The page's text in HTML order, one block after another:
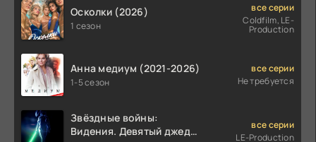
Осколки (2026)
1 сезон
все серии
Coldfilm, LE-
Production
Анна медиум (2021-2026)
1-5 сезон
все серии
Не требуется
Звёздные войны:
Видения. Девятый джедай
все серии
LE-Production